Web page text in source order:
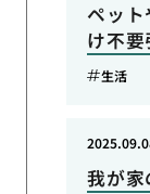
ペッ
け不
生活
我が